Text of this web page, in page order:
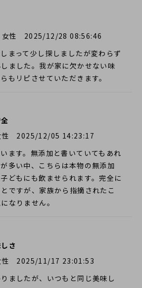
女性
2025/12/28 08:56:46
まって少し探しましたが変わらず
ました。我が家に欠かせない味
もリピさせていただきます。
2025/12/05 14:23:17
ます。無添加と書いていてもあれ
多い中、こちらは本物の無添加
どもにも飲ませられます。完全に
ですが、家族から指摘されたこ
なりません。
さ
2025/11/17 23:01:53
ましたが、いつもと同じ美味し